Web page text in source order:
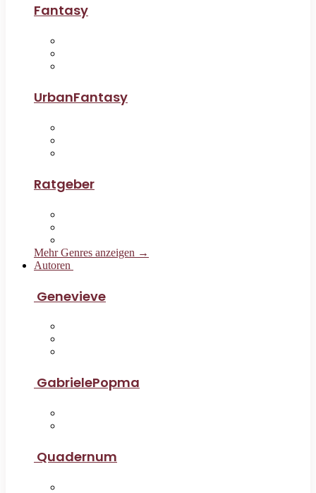
Fantasy
UrbanFantasy
Ratgeber
Mehr Genres anzeigen →
Autoren
Genevieve
GabrielePopma
Quadernum